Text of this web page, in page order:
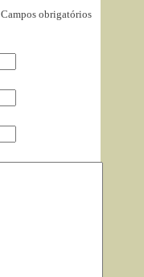
Campos obrigatórios